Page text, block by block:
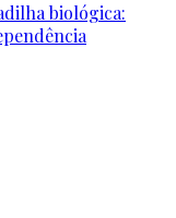
biológica: